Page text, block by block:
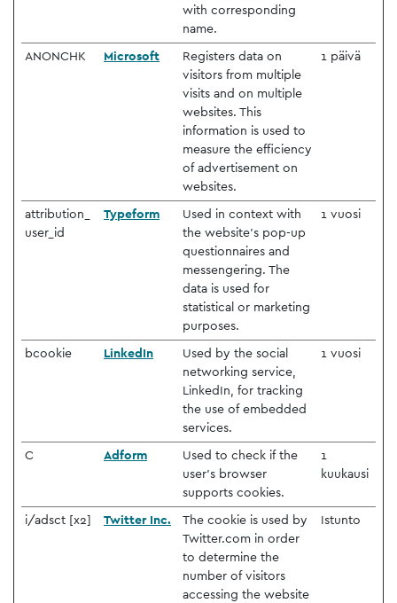
with corresponding
name.
ANONCHK Microsoft
Registers data on
visitors from multiple
visits and on multiple
websites. This
information is used to
measure the efficiency
of advertisement on
websites.
1 päivä
attribution_
user_id
Typeform
Used in context with
the website’s pop-up
questionnaires and
messengering. The
data is used for
statistical or marketing
purposes.
1 vuosi
bcookie LinkedIn
Used by the social
networking service,
LinkedIn, for tracking
the use of embedded
services.
1 vuosi
C Adform
Used to check if the
user's browser
supports cookies.
1
kuukausi
i/adsct [x2] Twitter Inc.
The cookie is used by
Twitter.com in order
to determine the
number of visitors
accessing the website
Istunto